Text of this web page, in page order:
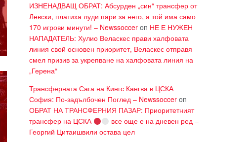
ИЗНЕНАДВАЩ ОБРАТ: Абсурден „син“ трансфер от
Левски, платиха луди пари за него, а той има само
170 игрови минути! – Newssoccer on НЕ Е НУЖЕН
НАПАДАТЕЛЬ: Хулио Веласкес прави халфовата
линия свой основен приоритет, Веласкес отправя
смел призив за укрепване на халфовата линия на
„Герена“
Трансферната Сага на Кингс Кангва в ЦСКА
София: По-задълбочен Поглед – Newssoccer on
ОБРАТ НА ТРАНСФЕРНИЯ ПАЗАР: Приоритетният
трансфер на ЦСКА
все още е на дневен ред –
Георгий Цитаишвили остава цел